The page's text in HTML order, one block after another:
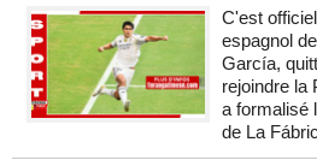
C'est
espagnol
García,
rejoindre la
a formalisé
de La